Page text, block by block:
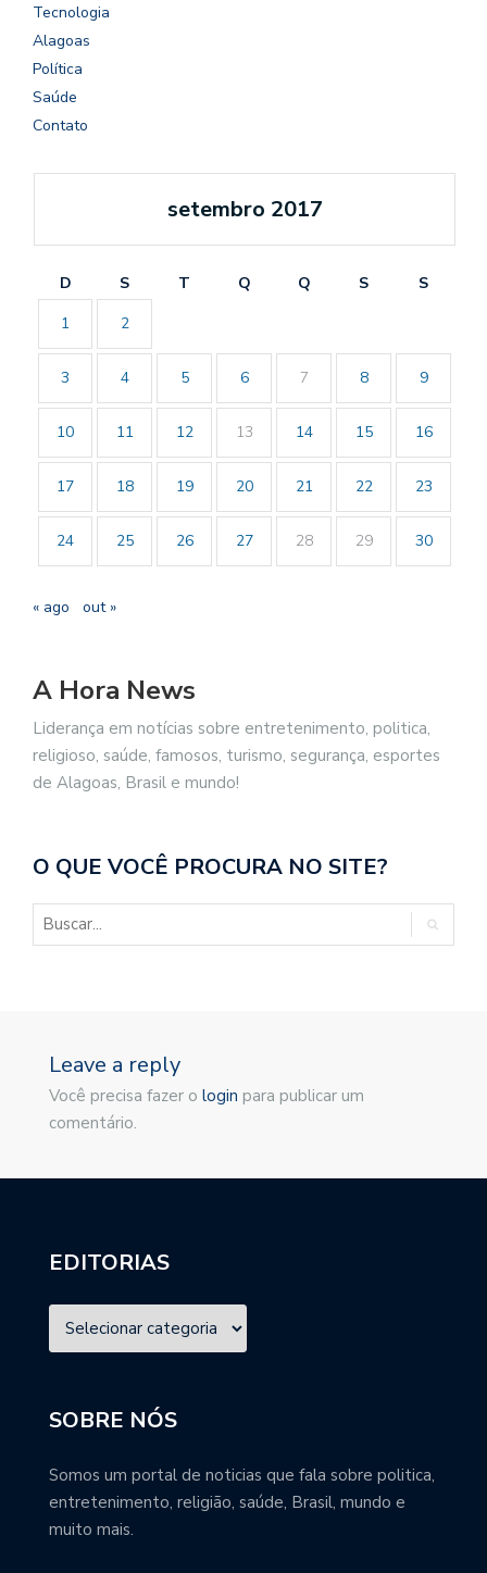
Tecnologia
Alagoas
Política
Saúde
Contato
setembro 2017
D S T Q Q S
S
1
2
3 4 5 6 7 8 9
10 11 12 13 14 15 16
17 18 19 20 21 22 23
24 25 26 27 28 29 30
« ago out »
A Hora News
Liderança em notícias sobre entretenimento, politica,
religioso, saúde, famosos, turismo, segurança, esportes
de Alagoas, Brasil e mundo!
O QUE VOCÊ PROCURA NO SITE?
Leave a reply
Você precisa fazer o login para publicar um
comentário.
EDITORIAS
SOBRE NÓS
Somos um portal de noticias que fala sobre politica,
entretenimento, religião, saúde, Brasil, mundo e
muito mais.